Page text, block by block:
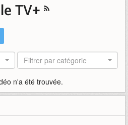
TV+
Filtrer par catégorie
n'a été trouvée.